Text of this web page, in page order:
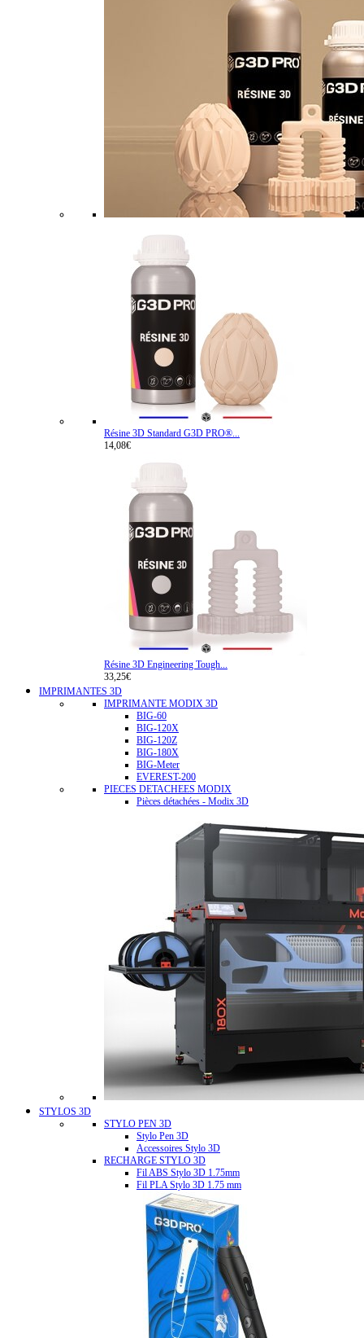
Résine 3D Standard G3D PRO®...
14,08€
Résine 3D Engineering Tough...
33,25€
IMPRIMANTES 3D
IMPRIMANTE MODIX 3D
BIG-60
BIG-120X
BIG-120Z
BIG-180X
BIG-Meter
EVEREST-200
PIECES DETACHEES MODIX
Pièces détachées - Modix 3D
STYLOS 3D
STYLO PEN 3D
Stylo Pen 3D
Accessoires Stylo 3D
RECHARGE STYLO 3D
Fil ABS Stylo 3D 1.75mm
Fil PLA Stylo 3D 1.75 mm